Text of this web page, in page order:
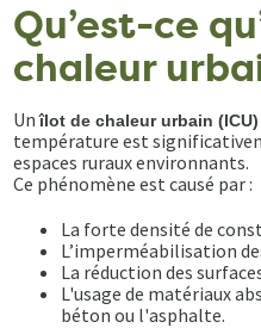
Qu’est-ce
chaleur
Unîlot de chaleur urbain (ICU)
température est
espaces ruraux environnants.
Ce phénomène est causé par :
La forte densité de
L’imperméabilisation
La réduction des
L'usage de matériaux
béton ou l'asphalte.